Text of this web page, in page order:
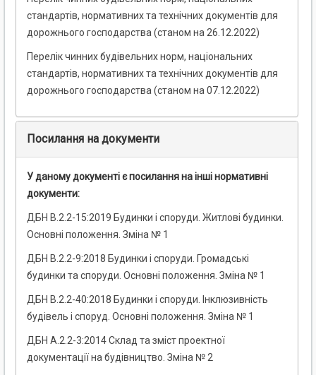
стандартів, нормативних та технічних документів для
дорожнього господарства (станом на 26.12.2022)
Перелік чинних будівельних норм, національних
стандартів, нормативних та технічних документів для
дорожнього господарства (станом на 07.12.2022)
Посилання на документи
У даному документі є посилання на інші нормативні
документи:
ДБН В.2.2-15:2019 Будинки і споруди. Житлові будинки.
Основні положення. Зміна № 1
ДБН В.2.2-9:2018 Будинки і споруди. Громадські
будинки та споруди. Основні положення. Зміна № 1
ДБН В.2.2-40:2018 Будинки і споруди. Інклюзивність
будівель і споруд. Основні положення. Зміна № 1
ДБН А.2.2-3:2014 Склад та зміст проектної
документації на будівництво. Зміна № 2